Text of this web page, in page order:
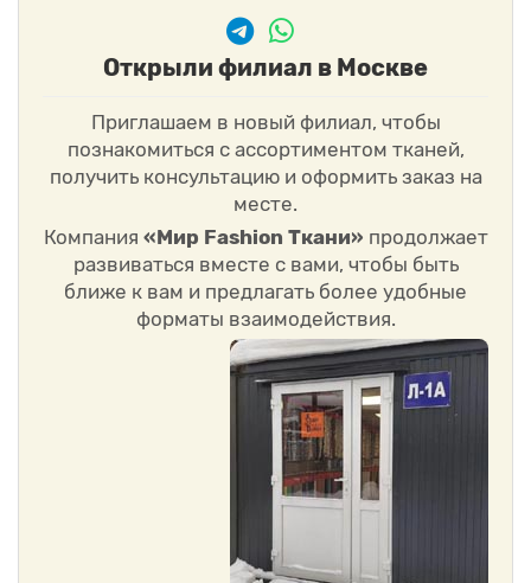
Открыли филиал в Москве
Приглашаем в новый филиал, чтобы
познакомиться с ассортиментом тканей,
получить консультацию и оформить заказ на
месте.
Компания «Мир Fashion Ткани» продолжает
развиваться вместе с вами, чтобы быть
ближе к вам и предлагать более удобные
форматы взаимодействия.